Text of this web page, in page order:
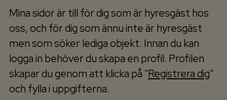
Mina sidor är till för dig som är hyresgäst hos
oss, och för dig som ännu inte är hyresgäst
men som söker lediga objekt. Innan du kan
logga in behöver du skapa en profil. Profilen
skapar du genom att klicka på "Registrera dig"
och fylla i uppgifterna.